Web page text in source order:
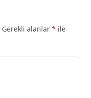
Gerekli alanlar * ile